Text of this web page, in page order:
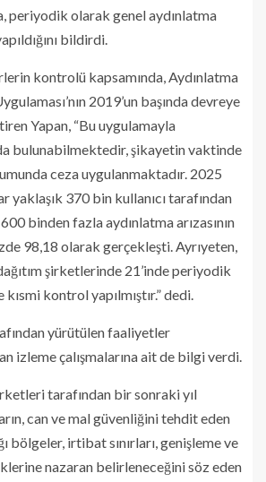
periyodik olarak genel aydınlatma
bildirdi.
kontrolü kapsamında, Aydınlatma
2019’un başında devreye
Yapan, “Bu uygulamayla
bulunabilmektedir, şikayetin vaktinde
ceza uygulanmaktadır. 2025
yaklaşık 370 bin kullanıcı tarafından
binden fazla aydınlatma arızasının
98,18 olarak gerçekleşti. Ayrıyeten,
şirketlerinde 21’inde periyodik
kontrol yapılmıştır.” dedi.
yürütülen faaliyetler
izleme çalışmalarına ait de bilgi verdi.
tarafından bir sonraki yıl
can ve mal güvenliğini tehdit eden
bölgeler, irtibat sınırları, genişleme ve
nazaran belirleneceğini söz eden